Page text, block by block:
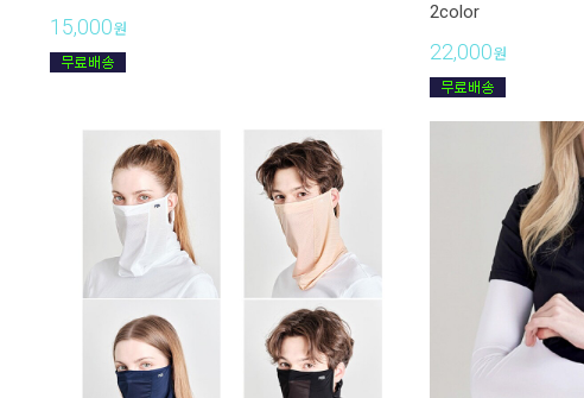
15,000원
2color
22,000원